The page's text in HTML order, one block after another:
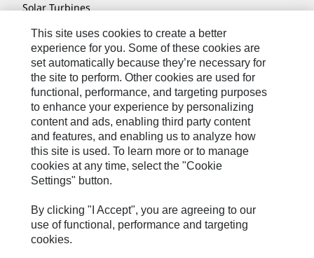
Solar Turbines
SPM Oil & Gas
Turner Powertrain Systems
联系我们
网站地图
Cookie Settings
法律声明
隐私条款
Cat.com
This site uses cookies to create a better
experience for you. Some of these cookies are
set automatically because they’re necessary for
the site to perform. Other cookies are used for
functional, performance, and targeting purposes
to enhance your experience by personalizing
content and ads, enabling third party content
and features, and enabling us to analyze how
this site is used. To learn more or to manage
cookies at any time, select the "Cookie
Settings" button.
By clicking "I Accept", you are agreeing to our
use of functional, performance and targeting
cookies.